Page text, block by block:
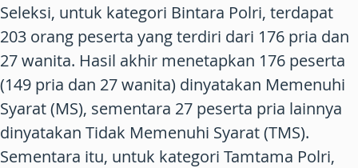
Seleksi, untuk kategori Bintara Polri, terdapat
203 orang peserta yang terdiri dari 176 pria dan
27 wanita. Hasil akhir menetapkan 176 peserta
(149 pria dan 27 wanita) dinyatakan Memenuhi
Syarat (MS), sementara 27 peserta pria lainnya
dinyatakan Tidak Memenuhi Syarat (TMS).
Sementara itu, untuk kategori Tamtama Polri,